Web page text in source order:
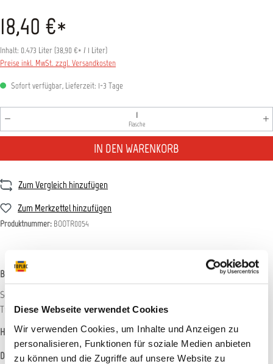
Diese Webseite verwendet Cookies
Wir verwenden Cookies, um Inhalte und Anzeigen zu
personalisieren, Funktionen für soziale Medien anbieten
zu können und die Zugriffe auf unsere Website zu
18,40 €*
Inhalt: 0.473 Liter (38,90 €* / 1 Liter)
Preise inkl. MwSt. zzgl. Versandkosten
Sofort verfügbar, Lieferzeit: 1-3 Tage
Produkt Anzahl: Gib den gewünschten Wert ein oder
Flasche
IN DEN WARENKORB
Zum Vergleich hinzufügen
Zum Merkzettel hinzufügen
Produktnummer: BOOTR0054
Beschreibung
Schützt Diesel und Motor während der Lagerung. Beugt der Korrosion im
Treibstofftank und des Versorgungssystems vor.…
Hersteller-Informationen
Datenblätter